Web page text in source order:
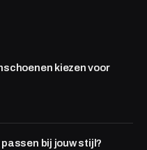
kiezen voor
bij jouw stijl?